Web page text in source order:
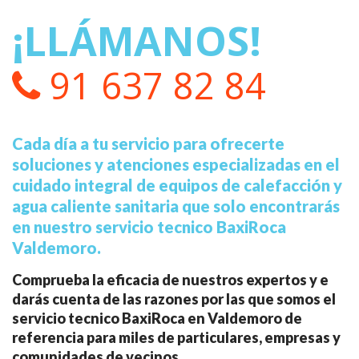
¡LLÁMANOS!
91 637 82 84
Cada día a tu servicio para ofrecerte
soluciones y atenciones especializadas en el
cuidado integral de equipos de calefacción y
agua caliente sanitaria que solo encontrarás
en nuestro servicio tecnico BaxiRoca
Valdemoro.
Comprueba la eficacia de nuestros expertos y e
darás cuenta de las razones por las que somos el
servicio tecnico BaxiRoca en Valdemoro de
referencia para miles de particulares, empresas y